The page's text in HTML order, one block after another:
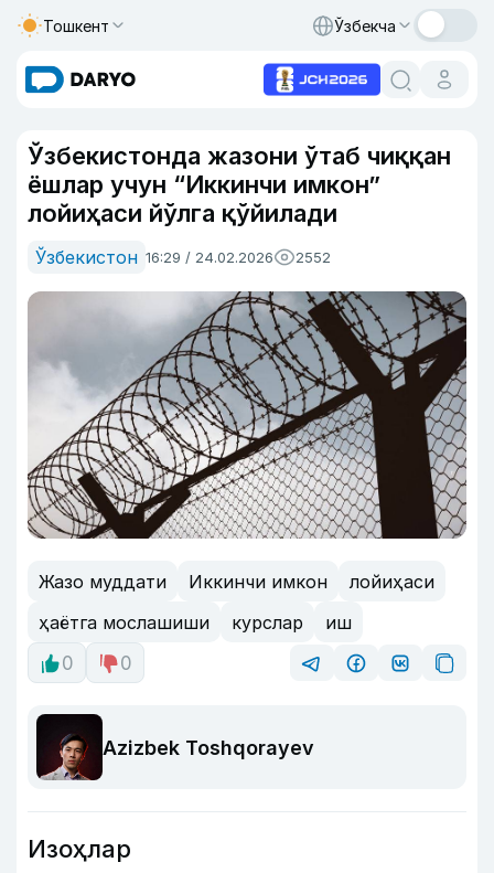
Тошкент Ўзбекча
Ўзбекистонда жазони ўтаб чиққан
ёшлар учун “Иккинчи имкон”
лойиҳаси йўлга қўйилади
Ўзбекистон 16:29 / 24.02.2026 2552
Жазо муддати Иккинчи имкон
лойиҳаси
ҳаётга мослашиши
курслар
иш
0
0
Azizbek Toshqorayev
Изоҳлар